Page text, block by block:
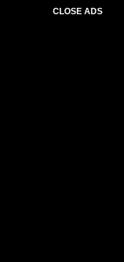
CLOSE ADS